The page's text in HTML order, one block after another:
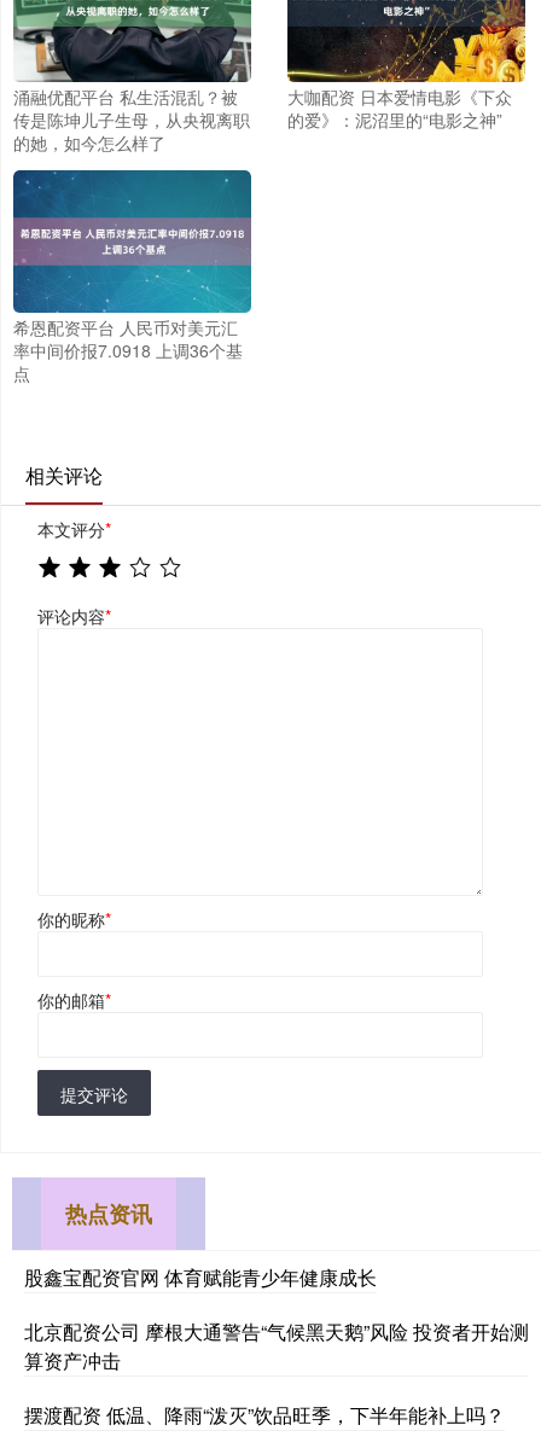
涌融优配平台 私生活混乱？被
传是陈坤儿子生母，从央视离职
的她，如今怎么样了
大咖配资 日本爱情电影《下众
的爱》：泥沼里的“电影之神”
希恩配资平台 人民币对美元汇
率中间价报7.0918 上调36个基
点
相关评论
本文评分*
评论内容*
你的昵称*
你的邮箱*
提交评论
热点资讯
股鑫宝配资官网 体育赋能青少年健康成长
北京配资公司 摩根大通警告“气候黑天鹅”风险 投资者开始测
算资产冲击
摆渡配资 低温、降雨“泼灭”饮品旺季，下半年能补上吗？